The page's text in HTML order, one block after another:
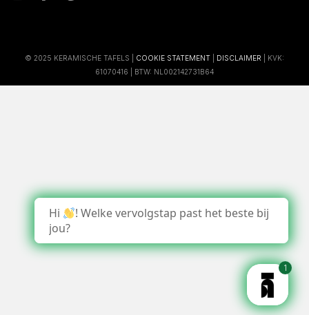
© 2025 KERAMISCHE TAFELS | COOKIE STATEMENT DISCLAIMER | KVK:
61070416 | BTW: NL002142731B64
Hi
! Welke vervolgstap past het beste bij
jou?
1